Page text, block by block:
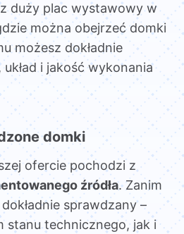
duży plac wystawowy w
można obejrzeć domki
możesz dokładnie
i jakość wykonania
domki
ofercie pochodzi z
źródła. Zanim
sprawdzany –
stanu technicznego, jak i